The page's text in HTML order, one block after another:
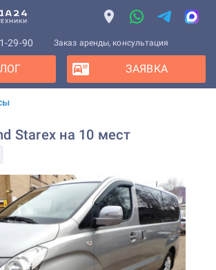
29-90 Заказ аренды, консультация
ЗАЯВКА
Starex на 10 мест